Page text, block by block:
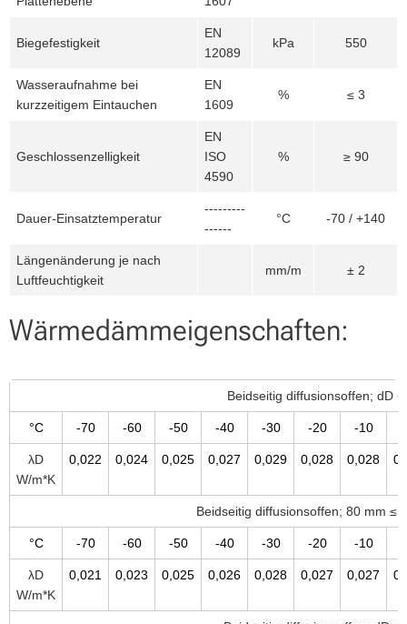
Biegefestigkeit
EN
12089
kPa 550
Wasseraufnahme bei
kurzzeitigem Eintauchen
EN
1609
% ≤ 3
Geschlossenzelligkeit
EN
ISO
4590
% ≥ 90
Dauer-Einsatztemperatur
---------
------
°C -70 / +140
Längenänderung je nach
Luftfeuchtigkeit
mm/m ± 2
Wärmedämmeigenschaften:
Beidseitig diffusionsoffen; dD
°C -70 -60 -50 -40 -30 -20 -10
λD
W/m*K
0,022 0,024 0,025 0,027 0,029 0,028 0,028
Beidseitig diffusionsoffen; 80 mm ≤
°C -70 -60 -50 -40 -30 -20 -10
λD
W/m*K
0,021 0,023 0,025 0,026 0,028 0,027 0,027